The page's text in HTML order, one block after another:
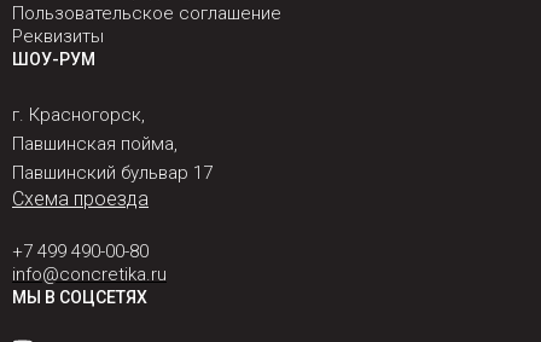
Пользовательское соглашение
Реквизиты
ШОУ-РУМ
г. Красногорск,
Павшинская пойма,
Павшинский бульвар 17
Схема проезда
+7 499 490-00-80
info@concretika.ru
МЫ В СОЦСЕТЯХ